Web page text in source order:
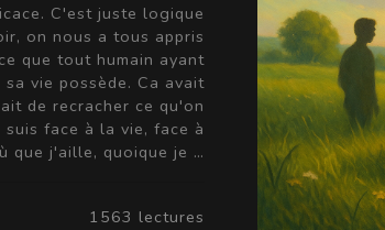
C'est juste logique
on nous a tous appris
que tout humain ayant
vie possède. Ca avait
de recracher ce qu'on
face à la vie, face à
que j'aille, quoique je …
1563 lectures